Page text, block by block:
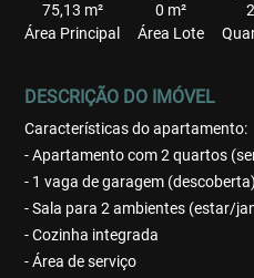
75,13 m²
Área Principal
0 m²
Área Lote
2
DESCRIÇÃO DO IMÓVEL
Características do apartamento:
- Apartamento com 2 quartos
- 1 vaga de garagem (descoberta)
- Sala para 2 ambientes (estar/
- Cozinha integrada
- Área de serviço